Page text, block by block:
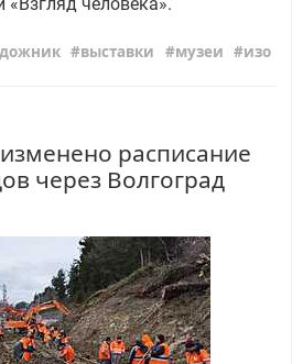
«Взгляд человека».
выставки музеи изо
расписание
через Волгоград